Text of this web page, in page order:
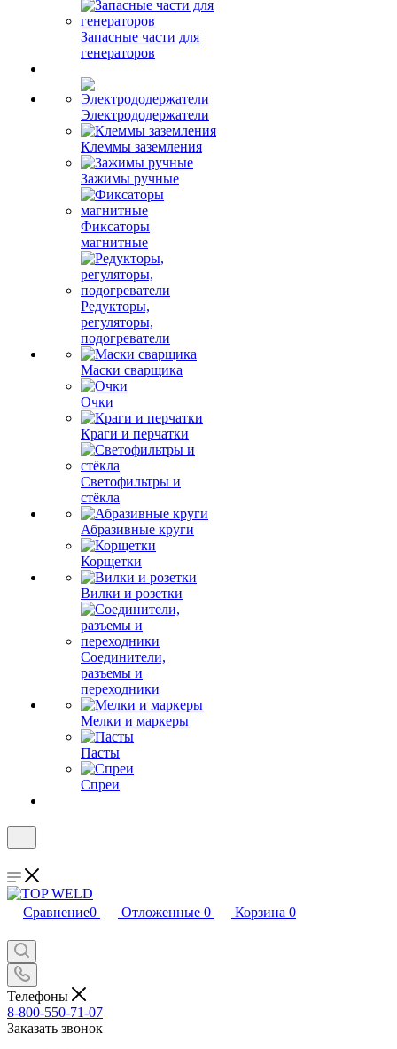
Запасные части для
генераторов
Электрододержатели
Клеммы заземления
Зажимы ручные
Фиксаторы
магнитные
Редукторы,
регуляторы,
подогреватели
Маски сварщика
Очки
Краги и перчатки
Светофильтры и
стёкла
Абразивные круги
Корщетки
Вилки и розетки
Соединители,
разъемы и
переходники
Мелки и маркеры
Пасты
Спреи
Сравнение0 Отложенные 0 Корзина 0
Телефоны
8-800-550-71-07
Заказать звонок